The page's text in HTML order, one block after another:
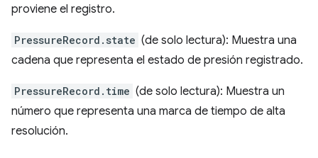
proviene el registro.
PressureRecord.state (de solo lectura): Muestra una
cadena que representa el estado de presión registrado.
PressureRecord.time (de solo lectura): Muestra un
número que representa una marca de tiempo de alta
resolución.